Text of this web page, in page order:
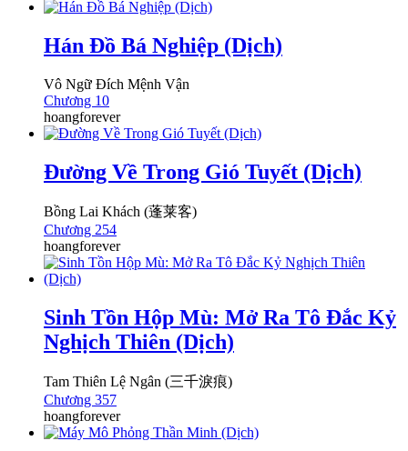
Hán Đồ Bá Nghiệp (Dịch)
Vô Ngữ Đích Mệnh Vận
Chương 10
hoangforever
Đường Về Trong Gió Tuyết (Dịch)
Bồng Lai Khách (蓬莱客)
Chương 254
hoangforever
Sinh Tồn Hộp Mù: Mở Ra Tô Đắc Kỷ
Nghịch Thiên (Dịch)
Tam Thiên Lệ Ngân (三千淚痕)
Chương 357
hoangforever